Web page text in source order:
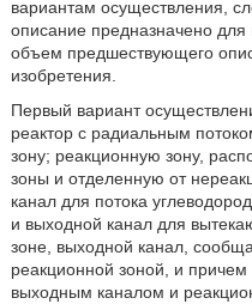
вариантам осуществления,
описание предназначено
объем предшествующего
изобретения.
Первый вариант
реактор с радиальным
зону; реакционную зону,
зоны и отделенную от
канал для потока
и выходной канал для
зоне, выходной канал,
реакционной зоной, и
выходным каналом и